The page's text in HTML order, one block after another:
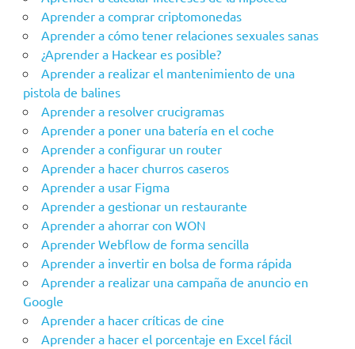
Aprender a comprar criptomonedas
Aprender a cómo tener relaciones sexuales sanas
¿Aprender a Hackear es posible?
Aprender a realizar el mantenimiento de una
pistola de balines
Aprender a resolver crucigramas
Aprender a poner una batería en el coche
Aprender a configurar un router
Aprender a hacer churros caseros
Aprender a usar Figma
Aprender a gestionar un restaurante
Aprender a ahorrar con WON
Aprender Webflow de forma sencilla
Aprender a invertir en bolsa de forma rápida
Aprender a realizar una campaña de anuncio en
Google
Aprender a hacer críticas de cine
Aprender a hacer el porcentaje en Excel fácil